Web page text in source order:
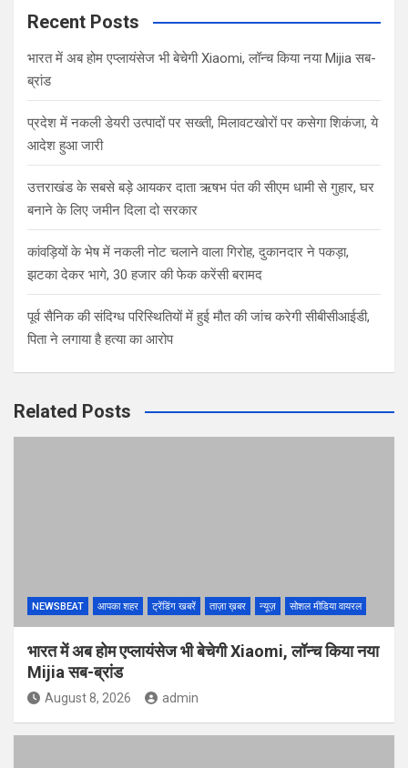
c
Recent Posts
भारत में अब होम एप्लायंसेज भी बेचेगी Xiaomi, लॉन्च किया नया Mijia सब-
ब्रांड
प्रदेश में नकली डेयरी उत्पादों पर सख्ती, मिलावटखोरों पर कसेगा शिकंजा, ये
आदेश हुआ जारी
उत्तराखंड के सबसे बड़े आयकर दाता ऋषभ पंत की सीएम धामी से गुहार, घर
बनाने के लिए जमीन दिला दो सरकार
कांवड़ियों के भेष में नकली नोट चलाने वाला गिरोह, दुकानदार ने पकड़ा,
झटका देकर भागे, 30 हजार की फेक करेंसी बरामद
पूर्व सैनिक की संदिग्ध परिस्थितियों में हुई मौत की जांच करेगी सीबीसीआईडी,
पिता ने लगाया है हत्या का आरोप
Related Posts
NEWSBEAT आपका शहर ट्रेंडिंग खबरें ताज़ा ख़बर न्यूज़ सोशल मीडिया वायरल
भारत में अब होम एप्लायंसेज भी बेचेगी Xiaomi, लॉन्च किया नया
Mijia सब-ब्रांड
August 8, 2026 admin